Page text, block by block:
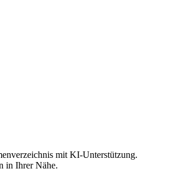
mit KI-Unterstützung.
in Ihrer Nähe.